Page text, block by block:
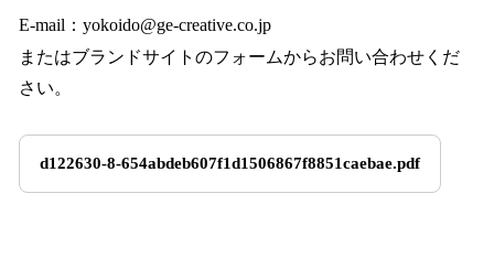
E-mail：yokoido@ge-creative.co.jp
またはブランドサイトのフォームからお問い合わせくだ
さい。
d122630-8-654abdeb607f1d1506867f8851caebae.pdf